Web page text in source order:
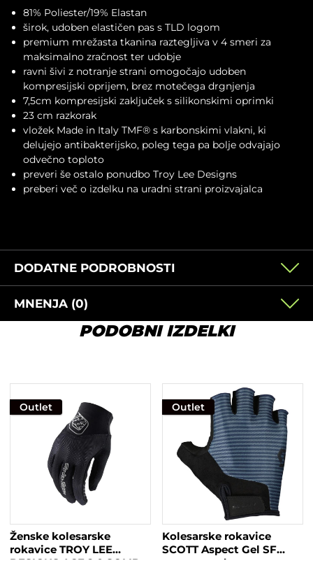
81% Poliester/19% Elastan
širok, udoben elastičen pas s TLD logom
premium mrežasta tkanina raztegljiva v 4 smeri za
maksimalno zračnost ter udobje
ravni šivi z notranje strani omogočajo udoben
kompresijski oprijem, brez motečega drgnjenja
7,5cm kompresijski zaključek s silikonskimi oprimki
23 cm razkorak
vložek Made in Italy TMF® s karbonskimi vlakni, ki
delujejo antibakterijsko, poleg tega pa bolje odvajajo
odvečno toploto
preveri še ostalo ponudbo Troy Lee Designs
preberi več o izdelku na uradni strani proizvajalca
DODATNE PODROBNOSTI
MNENJA (0)
PODOBNI IZDELKI
Outlet
Ženske kolesarske
rokavice TROY LEE
DESIGNS ACE 2.0 SOLID
Outlet
Kolesarske rokavice
SCOTT Aspect Gel SF
temno modre